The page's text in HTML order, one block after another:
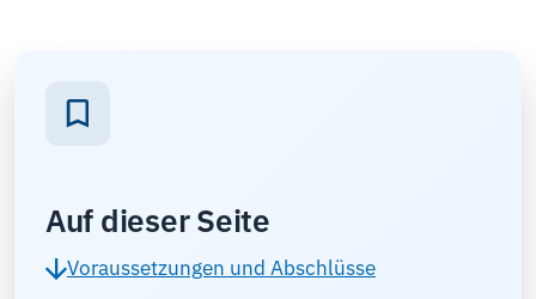
Auf dieser Seite
Voraussetzungen und Abschlüsse